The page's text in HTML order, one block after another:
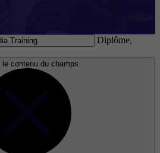
Diplôme,
le contenu du champs